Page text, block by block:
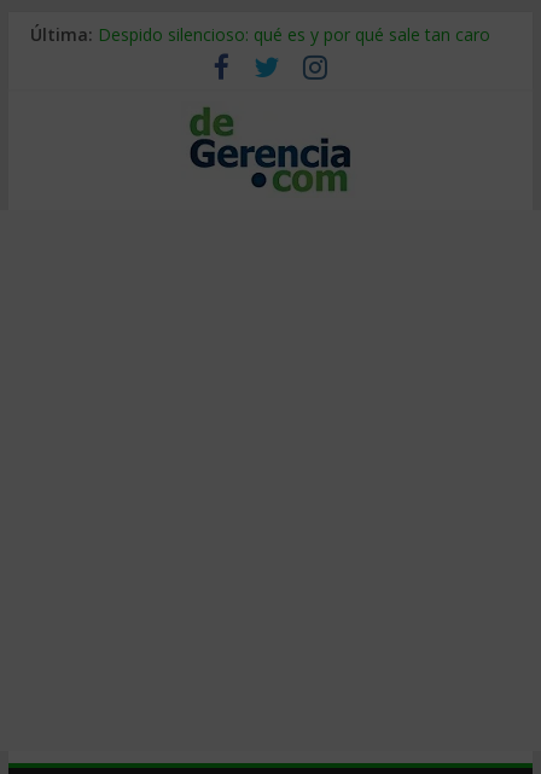
Última: Despido silencioso: qué es y por qué sale tan caro
La economía de Venezuela después del terremoto
Los 8 pasos de Kotter: liderar el cambio sin fracasar
Gestión de proyectos con IA: qué cambia en el oficio
IA y creatividad: cómo evitar que todos piensen igual